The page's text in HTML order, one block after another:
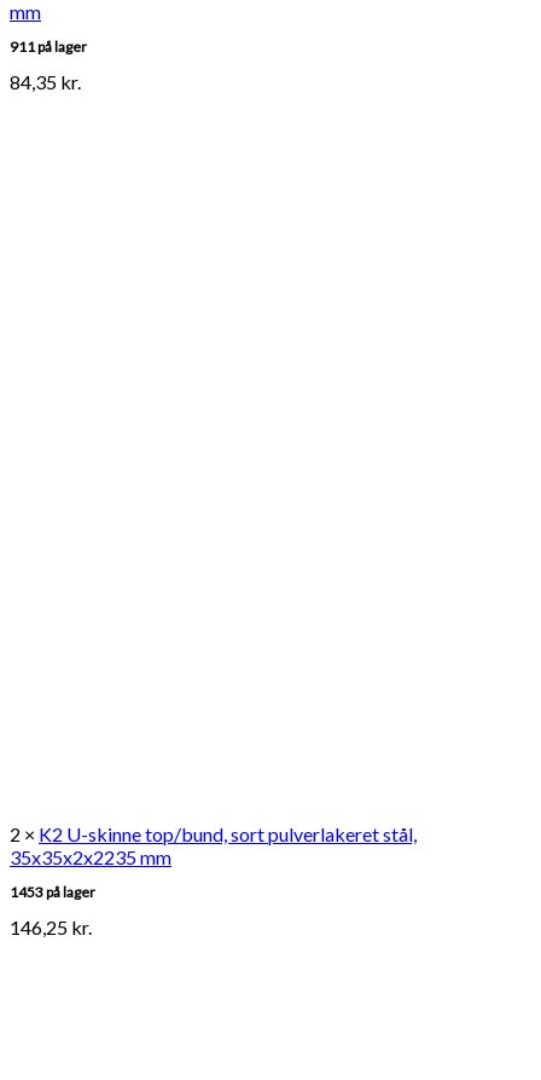
mm
911 på lager
84,35 kr.
2 × K2 U-skinne top/bund, sort pulverlakeret stål,
35x35x2x2235 mm
1453 på lager
146,25 kr.